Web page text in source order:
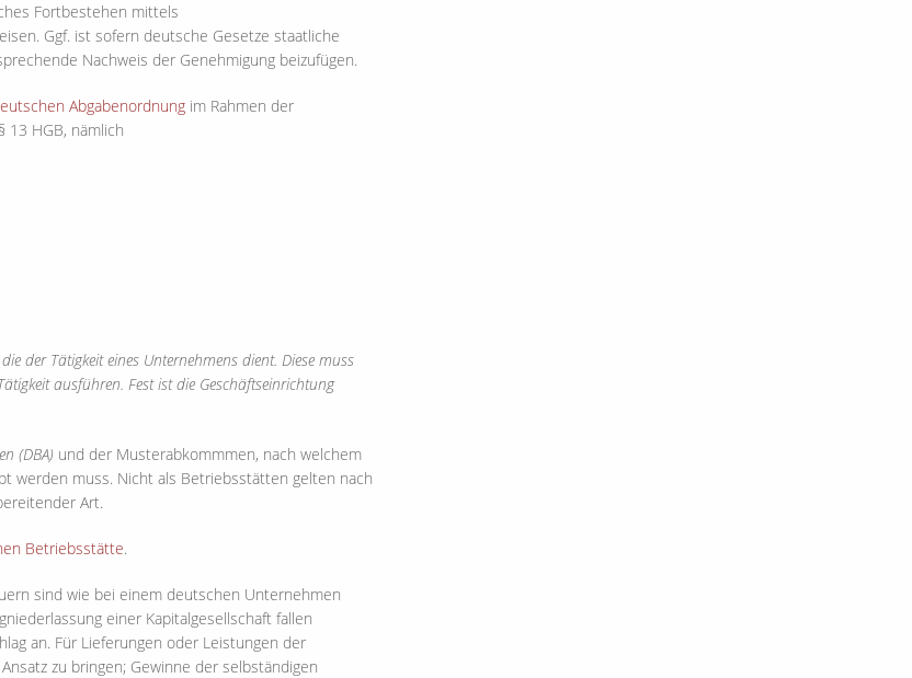
Fortbestehen mittels
Ggf. ist sofern deutsche Gesetze staatliche
Nachweis der Genehmigung beizufügen.
Abgabenordnung im Rahmen der
13 HGB, nämlich
der Tätigkeit eines Unternehmens dient. Diese muss
ausführen. Fest ist die Geschäftseinrichtung
(DBA) und der Musterabkommmen, nach welchem
werden muss. Nicht als Betriebsstätten gelten nach
Art.
Betriebsstätte.
sind wie bei einem deutschen Unternehmen
einer Kapitalgesellschaft fallen
an. Für Lieferungen oder Leistungen der
zu bringen; Gewinne der selbständigen